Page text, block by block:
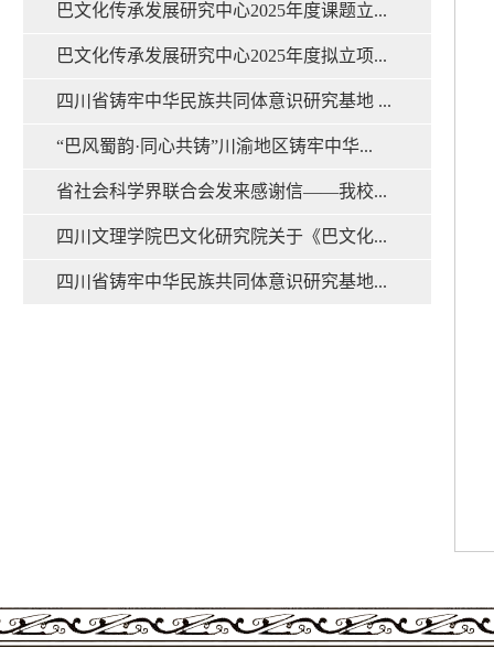
巴文化传承发展研究中心2025年度课题立...
巴文化传承发展研究中心2025年度拟立项...
四川省铸牢中华民族共同体意识研究基地 ...
“巴风蜀韵·同心共铸”川渝地区铸牢中华...
省社会科学界联合会发来感谢信——我校...
四川文理学院巴文化研究院关于《巴文化...
四川省铸牢中华民族共同体意识研究基地...